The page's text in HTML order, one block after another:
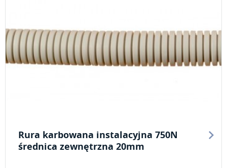
Rura karbowana instalacyjna 750N
średnica zewnętrzna 20mm